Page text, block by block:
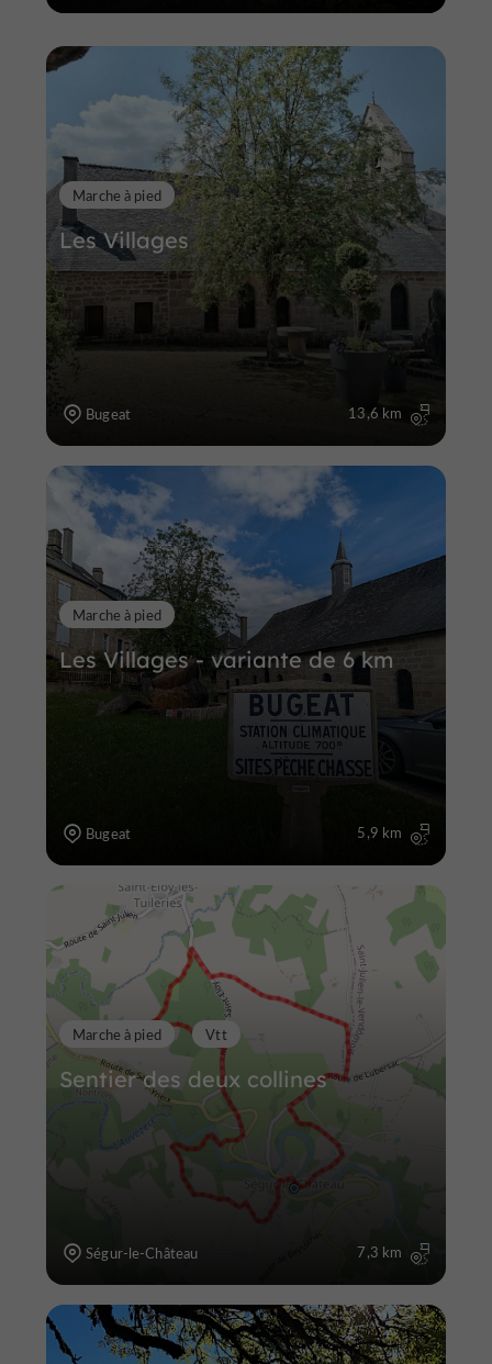
Les Villages
Marche à pied
Bugeat 13,6 km
Les Villages - variante de 6 km
Marche à pied
Bugeat 5,9 km
Sentier des deux collines
Marche à pied Vtt
Ségur-le-Château 7,3 km